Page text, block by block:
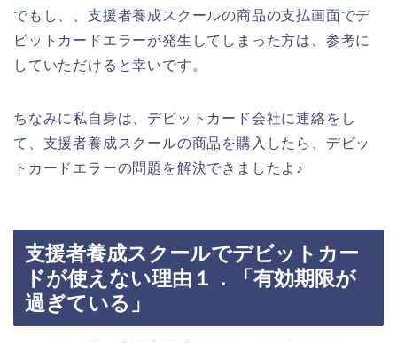
でもし、、支援者養成スクールの商品の支払画面でデ
ビットカードエラーが発生してしまった方は、参考に
していただけると幸いです。
ちなみに私自身は、デビットカード会社に連絡をし
て、支援者養成スクールの商品を購入したら、デビッ
トカードエラーの問題を解決できましたよ♪
支援者養成スクールでデビットカー
ドが使えない理由１．「有効期限が
過ぎている」